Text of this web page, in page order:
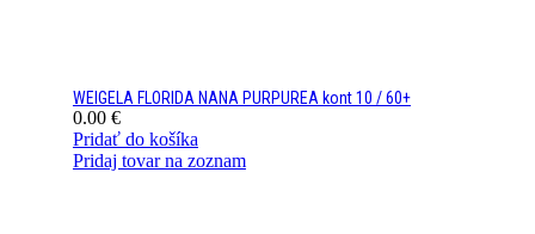
WEIGELA FLORIDA NANA PURPUREA kont 10 / 60+
0.00 €
Pridať do košíka
Pridaj tovar na zoznam